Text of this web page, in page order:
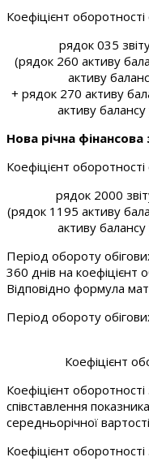
Коефіцієнт
рядок 035
(рядок 260 активу
активу
+ рядок 270 активу
активу
Нова річна фінансова
Коефіцієнт
рядок 2000
(рядок 1195 активу
активу
Період обороту
360 днів на коефіцієнт
Відповідно формула
Період обороту
Коефіцієнт
Коефіцієнт оборотності
співставлення
середньорічної
Коефіцієнт оборотності